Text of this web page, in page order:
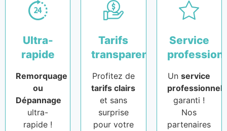
Ultra-
rapide
Remorquage
ou
Dépannage
ultra-
rapide !
Tarifs
transparents
Profitez de
tarifs clairs
et sans
surprise
pour votre
Service
Unservice
professionnel
garanti !
Nos
partenaires